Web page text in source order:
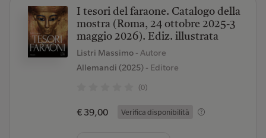
I tesori del faraone. Catalogo della
mostra (Roma, 24 ottobre 2025-3
maggio 2026). Ediz. illustrata
Listri Massimo - Autore
Allemandi (2025)- Editore
(0)
€ 39,00 Verifica disponibilità